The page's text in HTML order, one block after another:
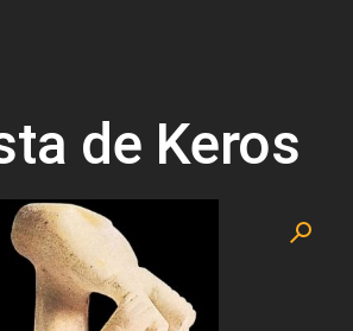
de Keros